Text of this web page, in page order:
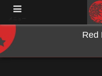
NWとキーボー
Red